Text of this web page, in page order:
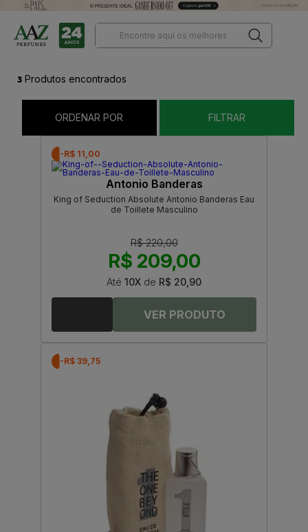
3 Produtos encontrados
ORDENAR POR FILTRAR
-R$ 11,00
Antonio Banderas
King of Seduction Absolute Antonio Banderas Eau
de Toillete Masculino
R$ 220,00
R$ 209,00
Até 10X de R$ 20,90
-R$ 39,75